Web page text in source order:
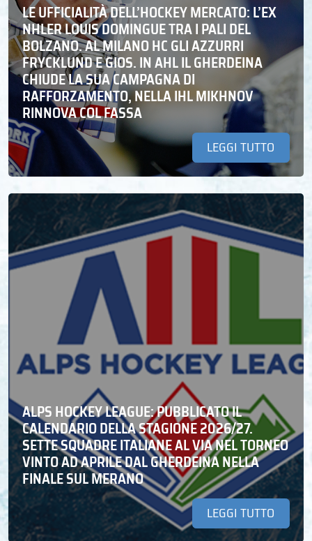
LE UFFICIALITÀ DELL’HOCKEY MERCATO: L’EX
NHLER LOUIS DOMINGUE TRA I PALI DEL
BOLZANO. AL MILANO HC GLI AZZURRI
FRYCKLUND E GIOS. IN AHL IL GHERDEINA
CHIUDE LA SUA CAMPAGNA DI
RAFFORZAMENTO, NELLA IHL MIKHNOV
RINNOVA COL FASSA
LEGGI TUTTO
ALPS HOCKEY LEAGUE: PUBBLICATO IL
CALENDARIO DELLA STAGIONE 2026/27.
SETTE SQUADRE ITALIANE AL VIA NEL TORNEO
VINTO AD APRILE DAL GHERDEINA NELLA
FINALE SUL MERANO
LEGGI TUTTO